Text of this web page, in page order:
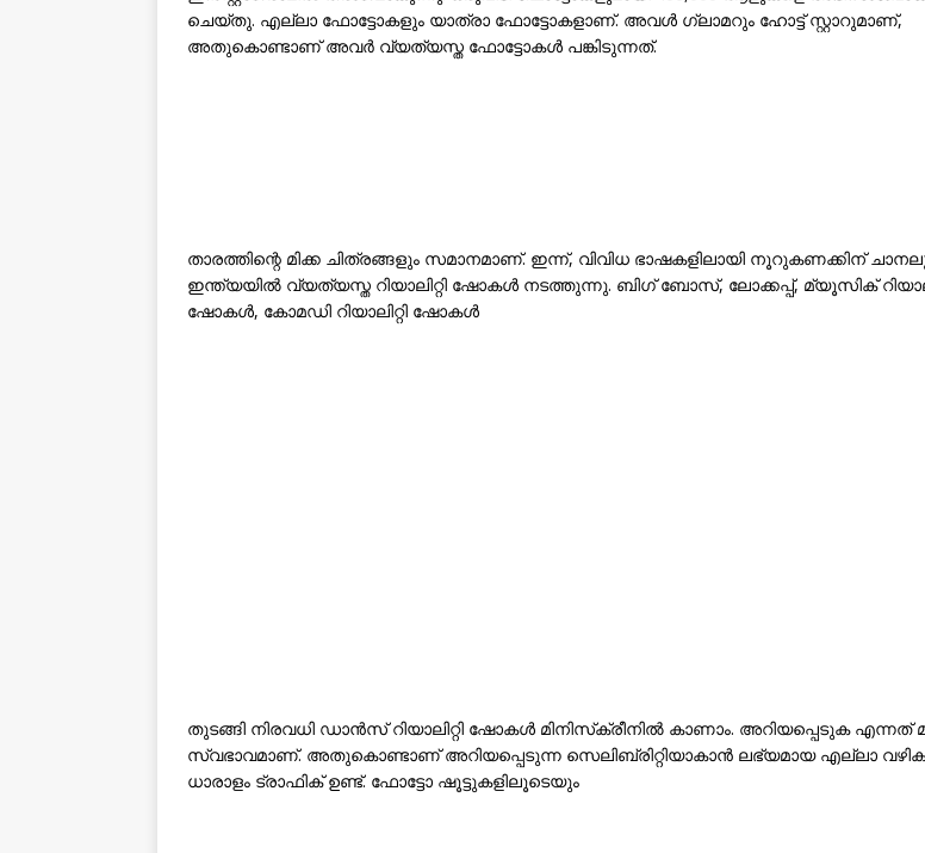
ചെയ്തു. എല്ലാ ഫോട്ടോകളും യാത്രാ ഫോട്ടോകളാണ്. അവൾ ഗ്ലാമറും ഹോട്ട് സ്റ്റാറുമാണ്,
അതുകൊണ്ടാണ് അവർ വ്യത്യസ്ത ഫോട്ടോകൾ പങ്കിടുന്നത്.
താരത്തിന്റെ മിക്ക ചിത്രങ്ങളും സമാനമാണ്. ഇന്ന്, വിവിധ ഭാഷകളിലായി നൂറുകണക്കിന്
ഇന്ത്യയിൽ വ്യത്യസ്ത റിയാലിറ്റി ഷോകൾ നടത്തുന്നു. ബിഗ് ബോസ്, ലോക്കപ്പ്, മ്യൂസിക്
ഷോകൾ, കോമഡി റിയാലിറ്റി ഷോകൾ
തുടങ്ങി നിരവധി ഡാൻസ് റിയാലിറ്റി ഷോകൾ മിനിസ്‌ക്രീനിൽ കാണാം. അറിയപ്പെടുക
സ്വഭാവമാണ്. അതുകൊണ്ടാണ് അറിയപ്പെടുന്ന സെലിബ്രിറ്റിയാകാൻ ലഭ്യമായ എല്ലാ
ധാരാളം ട്രാഫിക് ഉണ്ട്. ഫോട്ടോ ഷൂട്ടുകളിലൂടെയും